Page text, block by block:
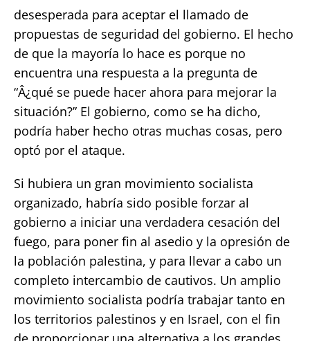
desesperada para aceptar el llamado de
propuestas de seguridad del gobierno. El hecho
de que la mayoría lo hace es porque no
encuentra una respuesta a la pregunta de
“Â¿qué se puede hacer ahora para mejorar la
situación?” El gobierno, como se ha dicho,
podría haber hecho otras muchas cosas, pero
optó por el ataque.
Si hubiera un gran movimiento socialista
organizado, habría sido posible forzar al
gobierno a iniciar una verdadera cesación del
fuego, para poner fin al asedio y la opresión de
la población palestina, y para llevar a cabo un
completo intercambio de cautivos. Un amplio
movimiento socialista podría trabajar tanto en
los territorios palestinos y en Israel, con el fin